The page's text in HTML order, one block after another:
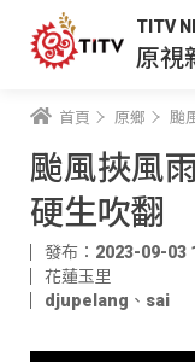
TITV
原視
首頁 原鄉 颱
颱風挾風
硬生吹翻
發布：2023-09-03
花蓮玉里
djupelang 、 sai